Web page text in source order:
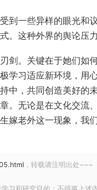
到一些异样的眼光和
。这种外界的舆论压
剑。关键在于她们如
学习适应新环境，用
中，共同创造美好的
。无论是在文化交流
嫁老外这一现象，我
，转载请注明出处~~~
习和研究目的；不得将上述